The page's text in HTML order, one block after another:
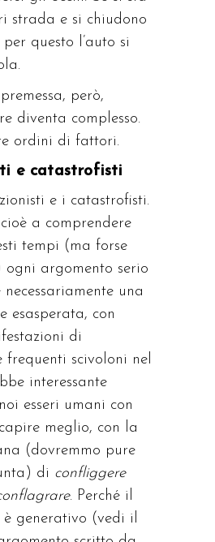
strada e si chiudono
questo l’auto si
però,
diventa complesso.
ordini di fattori.
e catastrofisti
e i catastrofisti.
a comprendere
tempi (ma forse
ogni argomento serio
una
esasperata, con
di
frequenti scivoloni nel
interessante
esseri umani con
meglio, con la
(dovremmo pure
di confliggere
. Perché il
è generativo (vedi il